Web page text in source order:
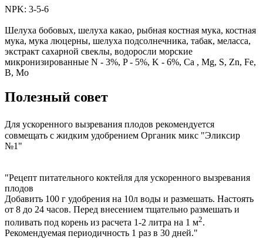
NPK: 3-5-6
Шелуха бобовых, шелуха какао, рыбная костная мука, костная
мука, мука люцерны, шелуха подсолнечника, табак, меласса,
экстракт сахарной свеклы, водоросли морские
микронизированные N - 3%, P - 5%, K - 6%, Ca , Mg, S, Zn, Fe,
B, Mo
Полезный совет
Для ускоренного вызревания плодов рекомендуется
совмещать с жидким удобрением Органик микс "Эликсир
№1"
"Рецепт питательного коктейля для ускоренного вызревания
плодов
Добавить 100 г удобрения на 10л воды и размешать. Настоять
от 8 до 24 часов. Перед внесением тщательно размешать и
поливать под корень из расчета 1-2 литра на 1 м2.
Рекомендуемая периодичность 1 раз в 30 дней."